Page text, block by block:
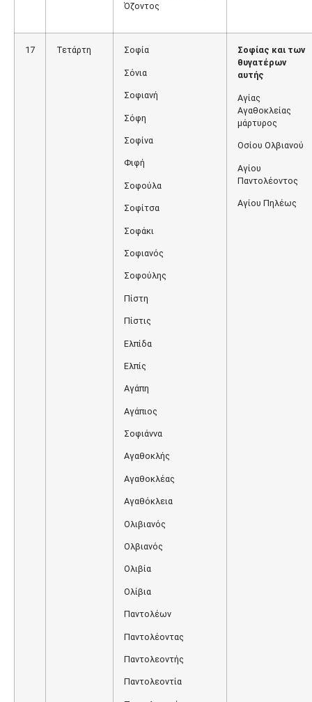
Όζοντος
17 Τετάρτη Σοφία
Σόνια
Σοφιανή
Σόφη
Σοφίνα
Φιφή
Σοφούλα
Σοφίτσα
Σοφάκι
Σοφιανός
Σοφούλης
Πίστη
Πίστις
Ελπίδα
Ελπίς
Αγάπη
Αγάπιος
Σοφιάννα
Αγαθοκλής
Αγαθοκλέας
Αγαθόκλεια
Ολιβιανός
Ολβιανός
Ολιβία
Ολίβια
Παντολέων
Παντολέοντας
Παντολεοντής
Παντολεοντία
Σοφίας και των
θυγατέρων
αυτής
Αγίας
Αγαθοκλείας
μάρτυρος
Οσίου Ολβιανού
Αγίου
Παντολέοντος
Αγίου Πηλέως